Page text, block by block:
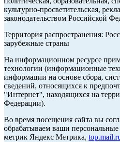
культурно-просветительская,
законодательством Российской
Территория распространения:
зарубежные страны
На информационном ресурсе
технологии (информационные
информации на основе сбора,
сведений, относящихся к
"Интернет", находящихся на
Федерации).
Во время посещения сайта вы
обрабатываем ваши
метрик Яндекс Метрика,